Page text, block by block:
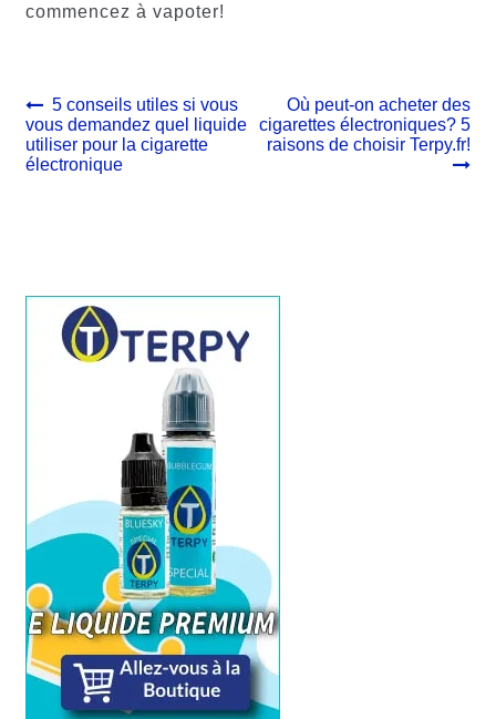
commencez à vapoter!
Navigation
de
l’article
Article
précédent :
5 conseils utiles si vous
vous demandez quel liquide
utiliser pour la cigarette
électronique
Article
suivant :
Où peut-on acheter des
cigarettes électroniques? 5
raisons de choisir Terpy.fr!